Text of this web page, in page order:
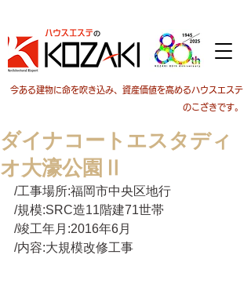
今ある建物に命を吹き込み、資産価値を高めるハウスエステ
のこざきです。
ダイナコートエスタディ
オ大濠公園Ⅱ
/工事場所:福岡市中央区地行
/規模:SRC造11階建71世帯
/竣工年月:2016年6月
/内容:大規模改修工事